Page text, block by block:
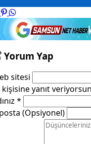
Yorum Yap
sitesi
kişisine yanıt
*
(Opsiyonel)